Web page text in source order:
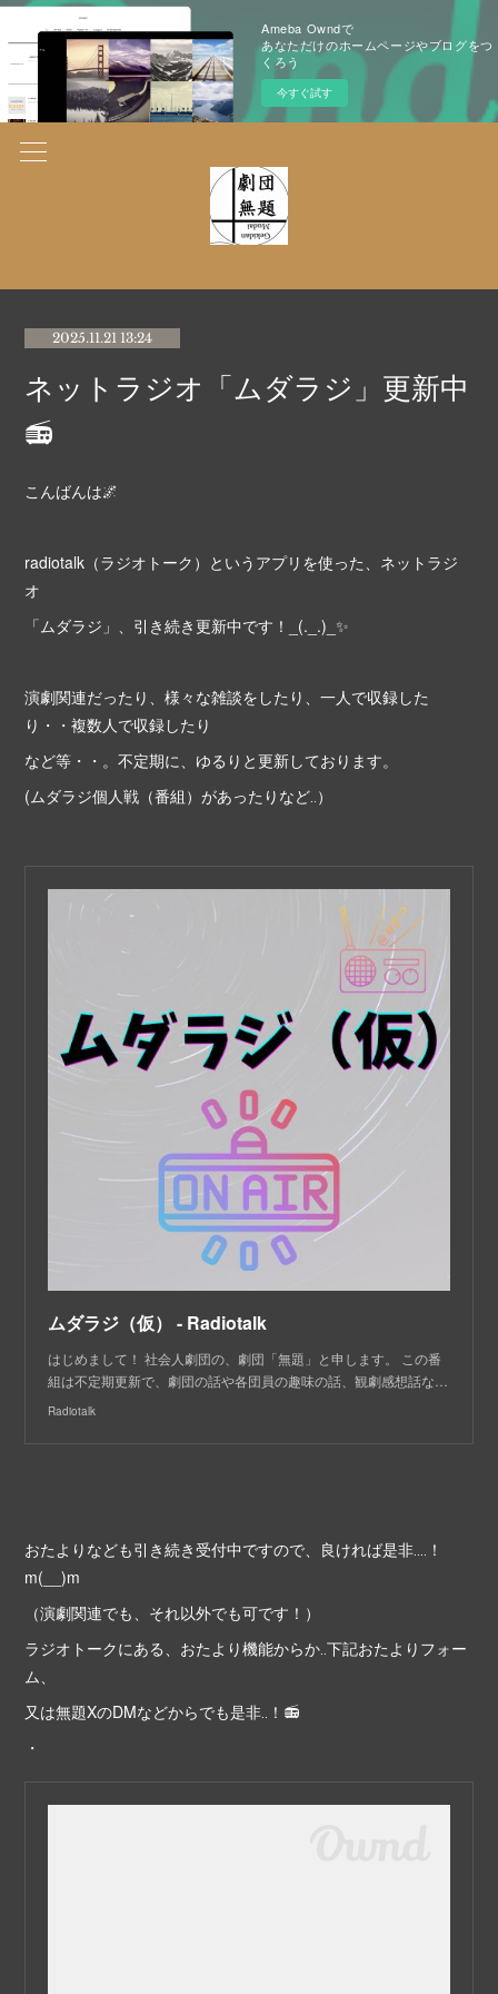
Ameba Owndで
あなただけのホームページやブログをつ
くろう
今すぐ試す
2025.11.21 13:24
ネットラジオ「ムダラジ」更新中
📻
こんばんは🌌
radiotalk（ラジオトーク）というアプリを使った、ネットラジ
オ
「ムダラジ」、引き続き更新中です！_(._.)_✨
演劇関連だったり、様々な雑談をしたり、一人で収録した
り・・複数人で収録したり
など等・・。不定期に、ゆるりと更新しております。
(ムダラジ個人戦（番組）があったりなど‥）
ムダラジ（仮） - Radiotalk
はじめまして！ 社会人劇団の、劇団「無題」と申します。 この番
組は不定期更新で、劇団の話や各団員の趣味の話、観劇感想話な…
Radiotalk
おたよりなども引き続き受付中ですので、良ければ是非‥‥！
m(__)m
（演劇関連でも、それ以外でも可です！）
ラジオトークにある、おたより機能からか‥下記おたよりフォー
ム、
又は無題XのDMなどからでも是非‥！📻
・